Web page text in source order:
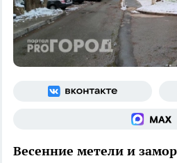
Весенние метели и